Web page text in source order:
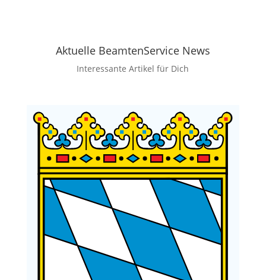
Aktuelle BeamtenService News
Interessante Artikel für Dich